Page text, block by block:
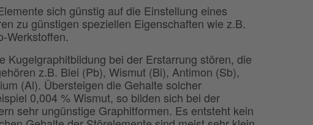
sich günstig auf die Einstellung eines
zu günstigen speziellen Eigenschaften wie z.B.
Werkstoffen.
Kugelgraphitbildung bei der Erstarrung stören, die
z.B. Blei (Pb), Wismut (Bi), Antimon (Sb),
(Al). Übersteigen die Gehalte solcher
0,004 % Wismut, so bilden sich bei der
sehr ungünstige Graphitformen. Es entsteht kein